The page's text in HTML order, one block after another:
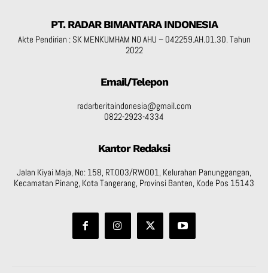
PT. RADAR BIMANTARA INDONESIA
Akte Pendirian : SK MENKUMHAM NO AHU – 042259.AH.01.30. Tahun
2022
Email/Telepon
radarberitaindonesia@gmail.com
0822-2923-4334
Kantor Redaksi
Jalan Kiyai Maja, No: 158, RT.003/RW.001, Kelurahan Panunggangan,
Kecamatan Pinang, Kota Tangerang, Provinsi Banten, Kode Pos 15143